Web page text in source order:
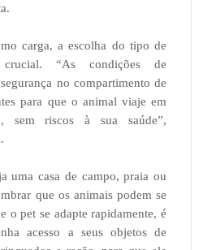
carga, a escolha do tipo de
“As condições de
no compartimento de
para que o animal viaje em
sem riscos à sua saúde”,
uma casa de campo, praia ou
que os animais podem se
o pet se adapte rapidamente, é
acesso a seus objetos de